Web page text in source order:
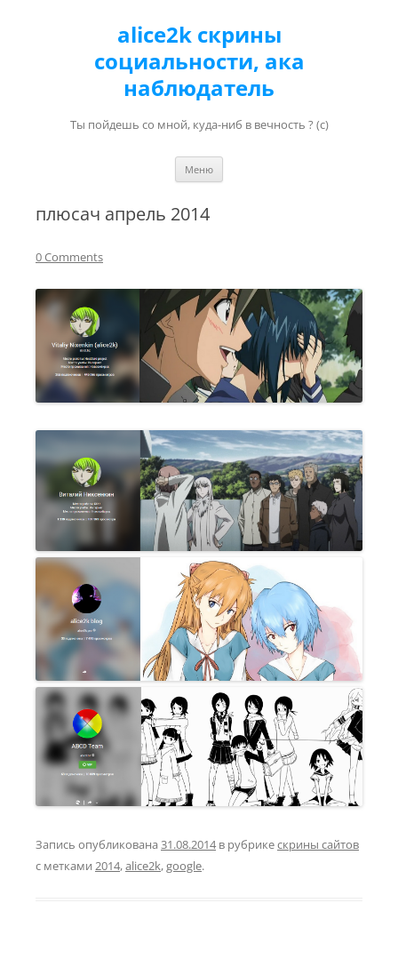
alice2k скрины
социальности, ака
наблюдатель
Ты пойдешь со мной, куда-ниб в вечность ? (с)
Меню
плюсач апрель 2014
0 Comments
Запись опубликована 31.08.2014в рубрикескрины сайтов
с метками 2014,alice2k,google.